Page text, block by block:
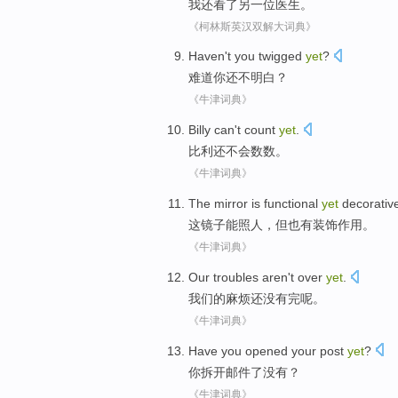
我还看了 另一位医生。
《柯林斯英汉双解大词典》
Haven't you twigged yet?
难道你还不明白 ？
《牛津词典》
Billy can't count yet
比利 还不会数数。
《牛津词典》
The mirror is functional yet
这镜子能照人， 但也有装饰作用 。
《牛津词典》
Our troubles aren't over yet
我们的麻烦还没有完呢。
《牛津词典》
Have you opened your post yet?
你拆开邮件了没有 ？
《牛津词典》